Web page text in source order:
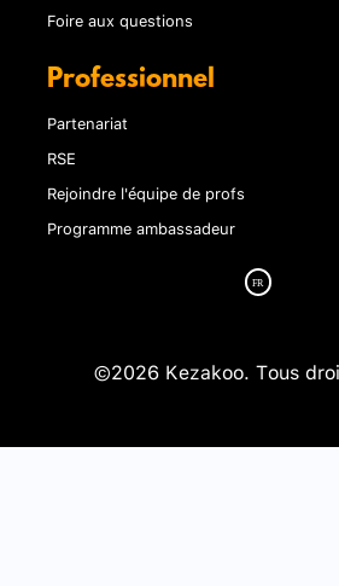
Foire aux questions
Professionnel
Partenariat
RSE
Rejoindre l'équipe de profs
Programme ambassadeur
©2026 Kezakoo. Tous